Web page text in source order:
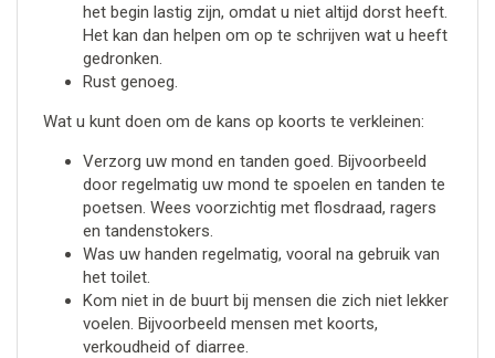
het begin lastig zijn, omdat u niet altijd dorst heeft.
Het kan dan helpen om op te schrijven wat u heeft
gedronken.
Rust genoeg.
Wat u kunt doen om de kans op koorts te verkleinen:
Verzorg uw mond en tanden goed. Bijvoorbeeld
door regelmatig uw mond te spoelen en tanden te
poetsen. Wees voorzichtig met flosdraad, ragers
en tandenstokers.
Was uw handen regelmatig, vooral na gebruik van
het toilet.
Kom niet in de buurt bij mensen die zich niet lekker
voelen. Bijvoorbeeld mensen met koorts,
verkoudheid of diarree.